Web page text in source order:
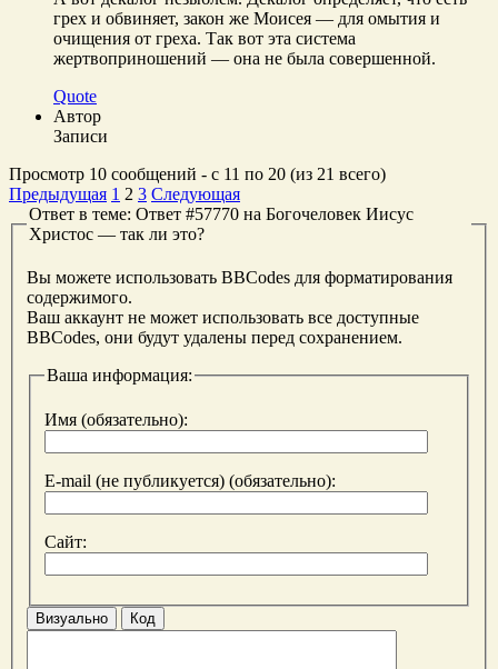
грех и обвиняет, закон же Моисея — для омытия и
очищения от греха. Так вот эта система
жертвоприношений — она не была совершенной.
Quote
Автор
Записи
Просмотр 10 сообщений - с 11 по 20 (из 21 всего)
Предыдущая 1 2 3 Следующая
Ответ в теме: Ответ #57770 на Богочеловек Иисус
Христос — так ли это?
Вы можете использовать BBCodes для форматирования
содержимого.
Ваш аккаунт не может использовать все доступные
BBCodes, они будут удалены перед сохранением.
Ваша информация:
Имя (обязательно):
E-mail (не публикуется) (обязательно):
Сайт:
Визуально Код